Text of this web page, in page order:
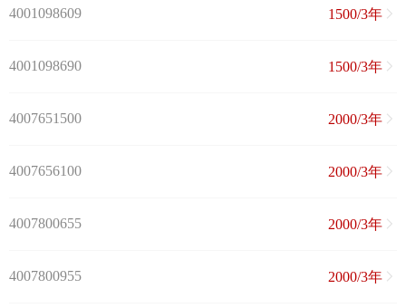
4001098609 1500/3年
4001098690 1500/3年
4007651500 2000/3年
4007656100 2000/3年
4007800655 2000/3年
4007800955 2000/3年